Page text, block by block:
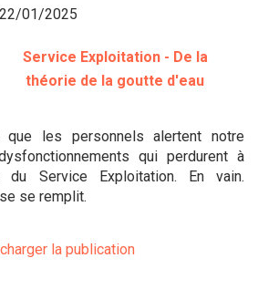
22/01/2025
Service Exploitation - De la
théorie de la goutte d'eau
les personnels alertent notre
qui perdurent à
du Service Exploitation. En vain.
se remplit.
la publication